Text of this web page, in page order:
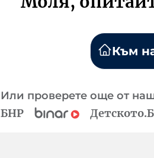
Към
Или проверете още от
БНР